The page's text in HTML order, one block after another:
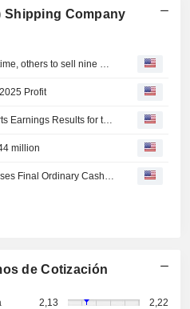
Shipping Company
Profit
million
de Cotización
2,13 2,22